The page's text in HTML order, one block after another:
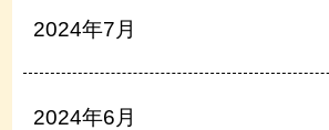
2024年7月
2024年6月